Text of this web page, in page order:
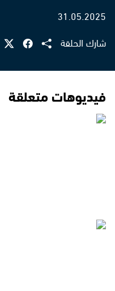
31.05.2025
شارك الحلقة
فيديوهات متعلقة